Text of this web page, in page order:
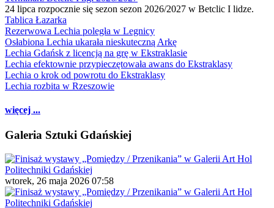
24 lipca rozpocznie się sezon sezon 2026/2027 w Betclic I lidze.
Tablica Łazarka
Rezerwowa Lechia poległa w Legnicy
Osłabiona Lechia ukarała nieskuteczną Arkę
Lechia Gdańsk z licencją na grę w Ekstraklasie
Lechia efektownie przypieczętowała awans do Ekstraklasy
Lechia o krok od powrotu do Ekstraklasy
Lechia rozbita w Rzeszowie
więcej ...
Galeria Sztuki Gdańskiej
wtorek, 26 maja 2026 07:58